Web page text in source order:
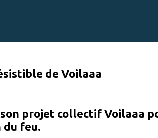
de Voilaaa
projet collectif Voilaaa
du feu.